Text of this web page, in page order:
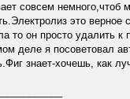
совсем немного,чтоб
это верное
то он просто удалить к
деле я посоветовал
знает-хочешь, как